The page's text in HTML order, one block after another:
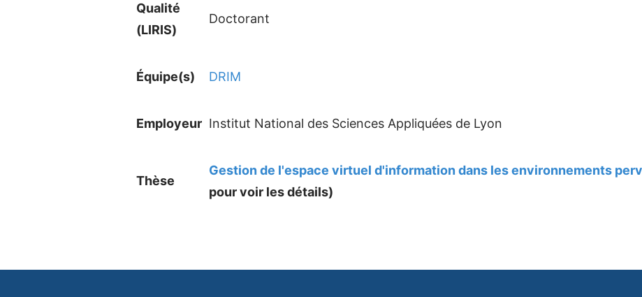
Qualité
(LIRIS)
Doctorant
Équipe(s) DRIM
Employeur Institut National des Sciences Appliquées de Lyon
Thèse
Gestion de l'espace virtuel d'information dans les environnements
pour voir les détails)